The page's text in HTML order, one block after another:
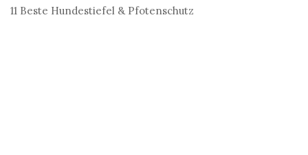
11 Beste Hundestiefel & Pfotenschutz